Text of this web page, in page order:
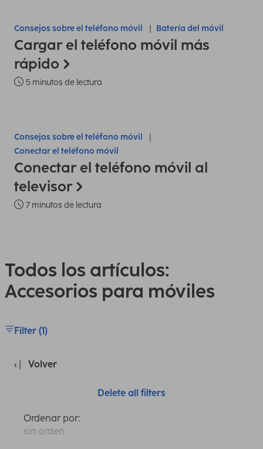
Consejos sobre el teléfono móvil Batería del móvil
Cargar el teléfono móvil más
rápido
5 minutos de lectura
Consejos sobre el teléfono móvil
Conectar el teléfono móvil
Conectar el teléfono móvil al
televisor
7 minutos de lectura
Todos los artículos:
Accesorios para móviles
Filter (1)
Volver
Delete all filters
Ordenar por:
sin orden